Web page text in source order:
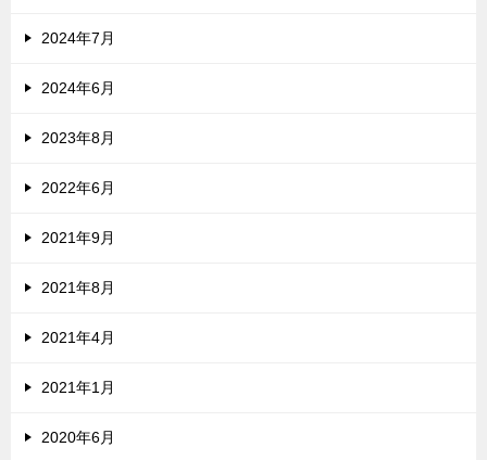
2024年7月
2024年6月
2023年8月
2022年6月
2021年9月
2021年8月
2021年4月
2021年1月
2020年6月